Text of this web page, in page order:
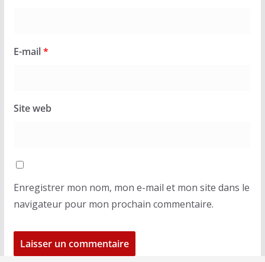
E-mail*
Site web
Enregistrer mon nom, mon e-mail et mon site dans le
navigateur pour mon prochain commentaire.